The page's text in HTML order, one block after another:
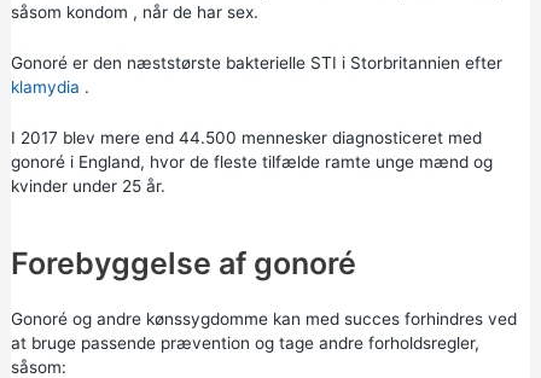
såsom kondom , når de har sex.
Gonoré er den næststørste bakterielle STI i Storbritannien efter
klamydia .
I 2017 blev mere end 44.500 mennesker diagnosticeret med
gonoré i England, hvor de fleste tilfælde ramte unge mænd og
kvinder under 25 år.
Forebyggelse af gonoré
Gonoré og andre kønssygdomme kan med succes forhindres ved
at bruge passende prævention og tage andre forholdsregler,
såsom: